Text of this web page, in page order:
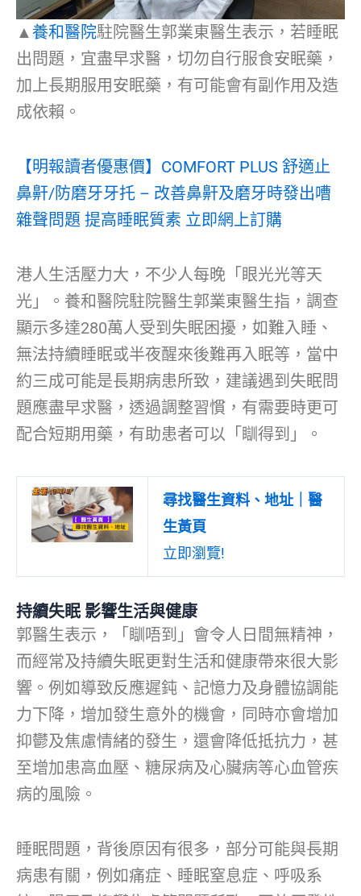
▲ 養和醫院駐院醫生郭業東醫生表示，若睡眠
出問題，宜盡早求醫，切勿自行服食安眠藥，
加上長期服用安眠藥，有可能會有副作用及造
成依賴。
【明報讀者優惠價】COMFORT PLUS 舒適止
鼻鼾/防磨牙牙托 – 改善鼻鼾及磨牙時發出嘈
雜聲問題 提高睡眠質素 立即網上訂購
港人生活壓力大，不少人每晚「眼光光等天
光」。養和醫院駐院醫生郭業東醫生指，調查
顯示多達280萬人受到失眠困擾，如難入睡、
無法持續睡眠或半夜醒來後難再入眠等，當中
約三成可能是長期病患所致，建議遇到失眠問
題應盡早求醫，透過調整習慣，有需要時更可
配合短期用藥，有助患者可以「瞓得到」。
尋找醫生資料、地址｜醫
生黃頁
立即瀏覽!
持續失眠 影響生活與健康
郭醫生表示，「瞓唔到」會令人日間無精神，
而經常及持續失眠更對生活和健康帶來很大影
響。例如導致反應遲鈍、記憶力及身體協調能
力下降，增加發生意外的機會，同時亦會增加
抑鬱及焦慮情緒的發生，還會降低抵抗力，甚
至增加患高血壓、糖尿病及心臟病等心血管疾
病的風險。
睡眠問題，背後原因有很多，部分可能與長期
病患有關，例如痛症、睡眠窒息症、呼吸系